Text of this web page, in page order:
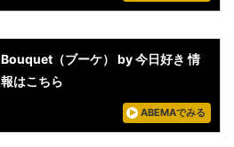
Bouquet（ブーケ） by 今日好き 情
報はこちら
ABEMAでみる